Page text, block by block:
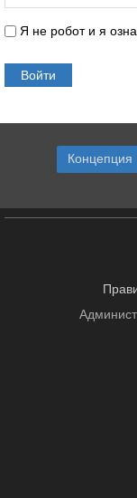
Я не робот и я
Концепция